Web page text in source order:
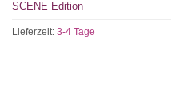
SCENE Edition
Lieferzeit: 3-4 Tage